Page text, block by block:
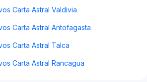
Carta Astral Valdivia
Carta Astral Antofagasta
Carta Astral Talca
Carta Astral Rancagua